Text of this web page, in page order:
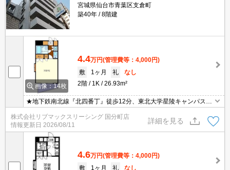
宮城県仙台市青葉区支倉町
築40年
8階建
画像：14枚
4.4万円(管理費等：4,000円)
敷
1ヶ月 礼
なし
2階
1K 26.93m²
★地下鉄南北線『北四番丁』徒歩12分、東北大学星陵キャンパスま
で徒歩10分と通学便利な立地です。仙台市中心部へも徒歩圏内で買
物便利！洋室広々9帖・無料Wi-Fi・都市ガスで経済的！
株式会社リブマックスリーシング 国分町店
情報更新日 2026/08/11
詳細を見る
4.6万円(管理費等：4,000円)
敷
1ヶ月 礼 なし